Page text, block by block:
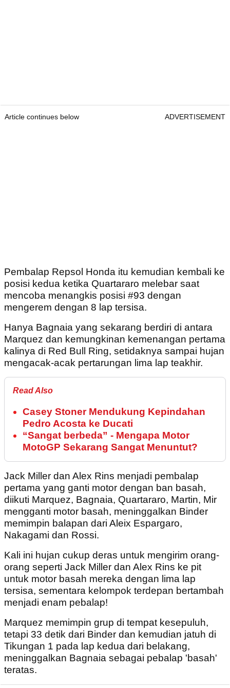
Article continues below ADVERTISEMENT
Pembalap Repsol Honda itu kemudian kembali ke
posisi kedua ketika Quartararo melebar saat
mencoba menangkis posisi #93 dengan
mengerem dengan 8 lap tersisa.
Hanya Bagnaia yang sekarang berdiri di antara
Marquez dan kemungkinan kemenangan pertama
kalinya di Red Bull Ring, setidaknya sampai hujan
mengacak-acak pertarungan lima lap teakhir.
Read Also
Casey Stoner Mendukung Kepindahan
Pedro Acosta ke Ducati
“Sangat berbeda” - Mengapa Motor
MotoGP Sekarang Sangat Menuntut?
Jack Miller dan Alex Rins menjadi pembalap
pertama yang ganti motor dengan ban basah,
diikuti Marquez, Bagnaia, Quartararo, Martin, Mir
mengganti motor basah, meninggalkan Binder
memimpin balapan dari Aleix Espargaro,
Nakagami dan Rossi.
Kali ini hujan cukup deras untuk mengirim orang-
orang seperti Jack Miller dan Alex Rins ke pit
untuk motor basah mereka dengan lima lap
tersisa, sementara kelompok terdepan bertambah
menjadi enam pebalap!
Marquez memimpin grup di tempat kesepuluh,
tetapi 33 detik dari Binder dan kemudian jatuh di
Tikungan 1 pada lap kedua dari belakang,
meninggalkan Bagnaia sebagai pebalap 'basah'
teratas.